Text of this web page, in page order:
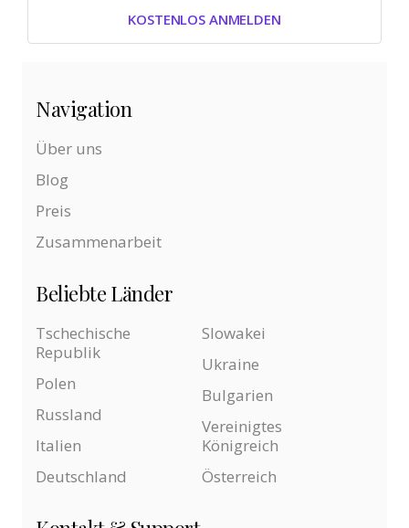
KOSTENLOS ANMELDEN
Navigation
Über uns
Blog
Preis
Zusammenarbeit
Beliebte Länder
Tschechische
Republik
Polen
Russland
Italien
Deutschland
Slowakei
Ukraine
Bulgarien
Vereinigtes
Königreich
Österreich